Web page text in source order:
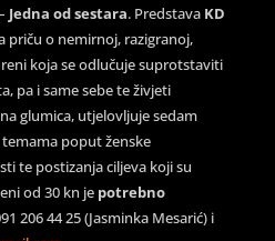
Jedna od sestara. Predstava KD
priču o nemirnoj, razigranoj,
koja se odlučuje suprotstaviti
pa i same sebe te živjeti
glumica, utjelovljuje sedam
poput ženske
te postizanja ciljeva koji su
od 30 kn je potrebno
206 44 25 (Jasminka Mesarić) i